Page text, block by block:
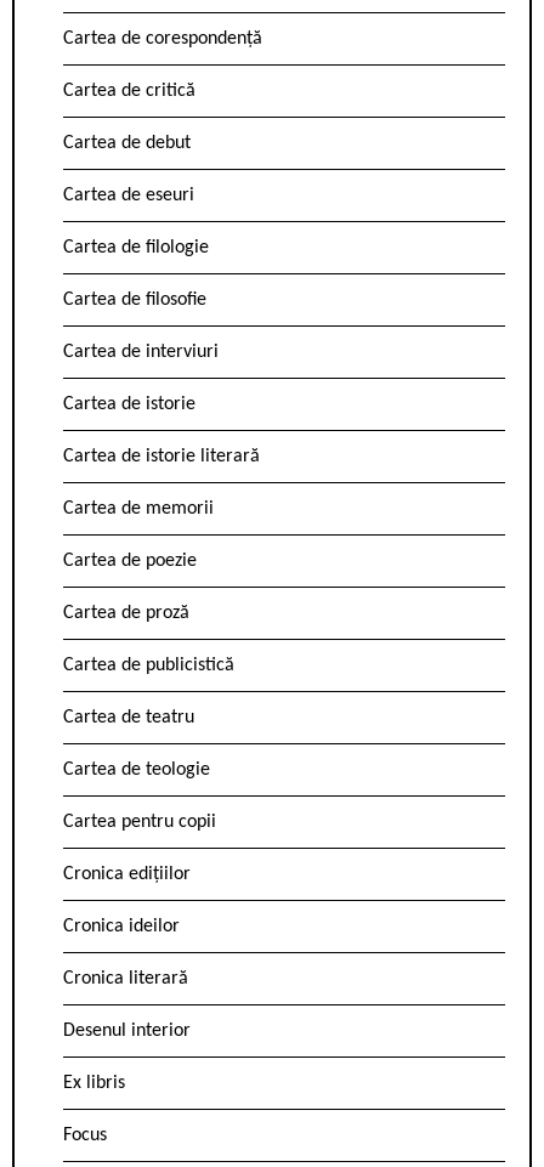
Cartea de corespondență
Cartea de critică
Cartea de debut
Cartea de eseuri
Cartea de filologie
Cartea de filosofie
Cartea de interviuri
Cartea de istorie
Cartea de istorie literară
Cartea de memorii
Cartea de poezie
Cartea de proză
Cartea de publicistică
Cartea de teatru
Cartea de teologie
Cartea pentru copii
Cronica edițiilor
Cronica ideilor
Cronica literară
Desenul interior
Ex libris
Focus